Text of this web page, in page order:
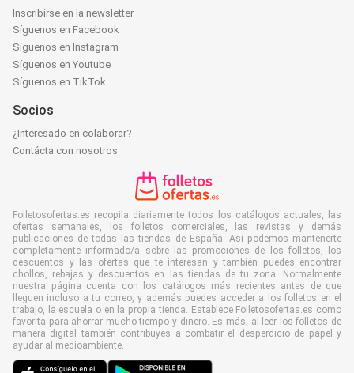
Inscribirse en la newsletter
Síguenos en Facebook
Síguenos en Instagram
Síguenos en Youtube
Síguenos en TikTok
Socios
¿Interesado en colaborar?
Contácta con nosotros
Folletosofertas.es recopila diariamente todos los catálogos actuales, las
ofertas semanales, los folletos comerciales, las revistas y demás
publicaciones de todas las tiendas de España. Así podemos mantenerte
completamente informado/a sobre las promociones de los folletos, los
descuentos y las ofertas que te interesan y también puedes encontrar
chollos, rebajas y descuentos en las tiendas de tu zona. Normalmente
nuestra página cuenta con los catálogos más recientes antes de que
lleguen incluso a tu correo, y además puedes acceder a los folletos en el
trabajo, la escuela o en la propia tienda. Establece Folletosofertas.es como
favorita para ahorrar mucho tiempo y dinero. Es más, al leer los folletos de
manera digital también contribuyes a combatir el desperdicio de papel y
ayudar al medioambiente.